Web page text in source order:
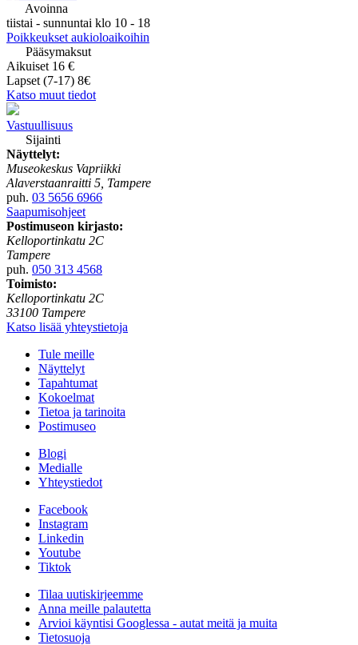
Avoinna
tiistai - sunnuntai klo 10 - 18
Poikkeukset aukioloaikoihin
Pääsymaksut
Aikuiset 16 €
Lapset (7-17) 8€
Katso muut tiedot
Vastuullisuus
Sijainti
Näyttelyt:
Museokeskus Vapriikki
Alaverstaanraitti 5, Tampere
puh. 03 5656 6966
Saapumisohjeet
Postimuseon kirjasto:
Kelloportinkatu 2C
Tampere
puh. 050 313 4568
Toimisto:
Kelloportinkatu 2C
33100 Tampere
Katso lisää yhteystietoja
Tule meille
Näyttelyt
Tapahtumat
Kokoelmat
Tietoa ja tarinoita
Postimuseo
Blogi
Medialle
Yhteystiedot
Facebook
Instagram
Linkedin
Youtube
Tiktok
Tilaa uutiskirjeemme
Anna meille palautetta
Arvioi käyntisi Googlessa - autat meitä ja muita
Tietosuoja